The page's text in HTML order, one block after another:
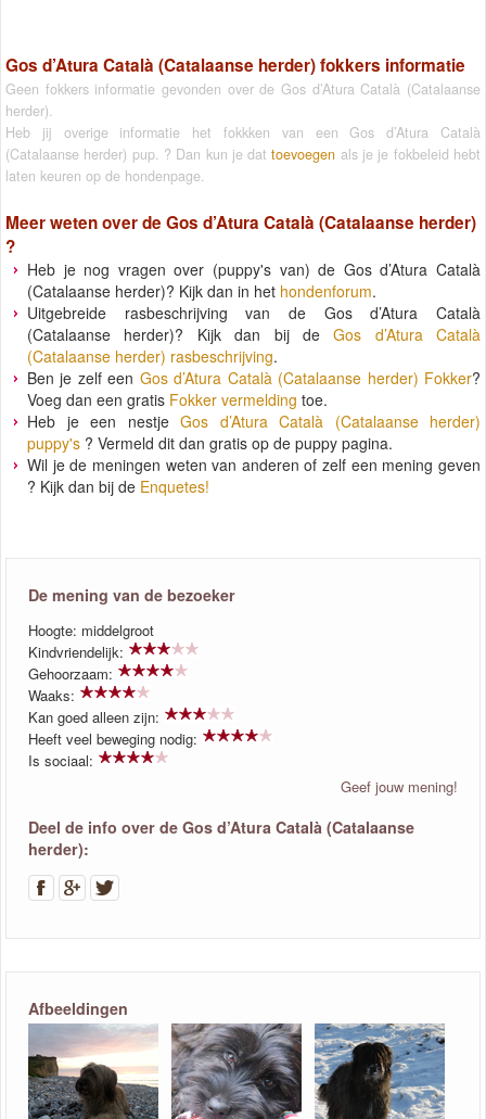
Gos d’Atura Català (Catalaanse herder) fokkers informatie
Geen fokkers informatie gevonden over de Gos d’Atura Català (Catalaanse
herder).
Heb jij overige informatie het fokkken van een Gos d’Atura Català
(Catalaanse herder) pup. ? Dan kun je dattoevoegen als je je fokbeleid hebt
laten keuren op de hondenpage.
Meer weten over de Gos d’Atura Català (Catalaanse herder)
?
Heb je nog vragen over (puppy's van) de Gos d’Atura Català
(Catalaanse herder)? Kijk dan in het hondenforum.
Uitgebreide rasbeschrijving van de Gos d’Atura Català
(Catalaanse herder)? Kijk dan bij deGos d’Atura Català
(Catalaanse herder) rasbeschrijving.
Ben je zelf een Gos d’Atura Català (Catalaanse herder) Fokker?
Voeg dan een gratis Fokker vermelding toe.
Heb je een nestje Gos d’Atura Català (Catalaanse herder)
puppy's ? Vermeld dit dan gratis op de puppy pagina.
Wil je de meningen weten van anderen of zelf een mening geven
? Kijk dan bij de Enquetes!
De mening van de bezoeker
Hoogte: middelgroot
Kindvriendelijk:
Gehoorzaam:
Waaks:
Kan goed alleen zijn:
Heeft veel beweging nodig:
Is sociaal:
Geef jouw mening!
Deel de info over de Gos d’Atura Català (Catalaanse
herder):
Afbeeldingen